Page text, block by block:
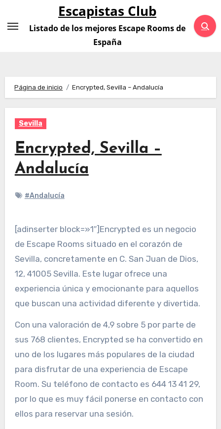
contenido
Escapistas Club
Listado de los mejores Escape Rooms de
España
Página de inicio Encrypted, Sevilla – Andalucía
Sevilla
Encrypted, Sevilla –
Andalucía
#Andalucía
[adinserter block=»1″]Encrypted es un negocio
de Escape Rooms situado en el corazón de
Sevilla, concretamente en C. San Juan de Dios,
12, 41005 Sevilla. Este lugar ofrece una
experiencia única y emocionante para aquellos
que buscan una actividad diferente y divertida.
Con una valoración de 4,9 sobre 5 por parte de
sus 768 clientes, Encrypted se ha convertido en
uno de los lugares más populares de la ciudad
para disfrutar de una experiencia de Escape
Room. Su teléfono de contacto es 644 13 41 29,
por lo que es muy fácil ponerse en contacto con
ellos para reservar una sesión.